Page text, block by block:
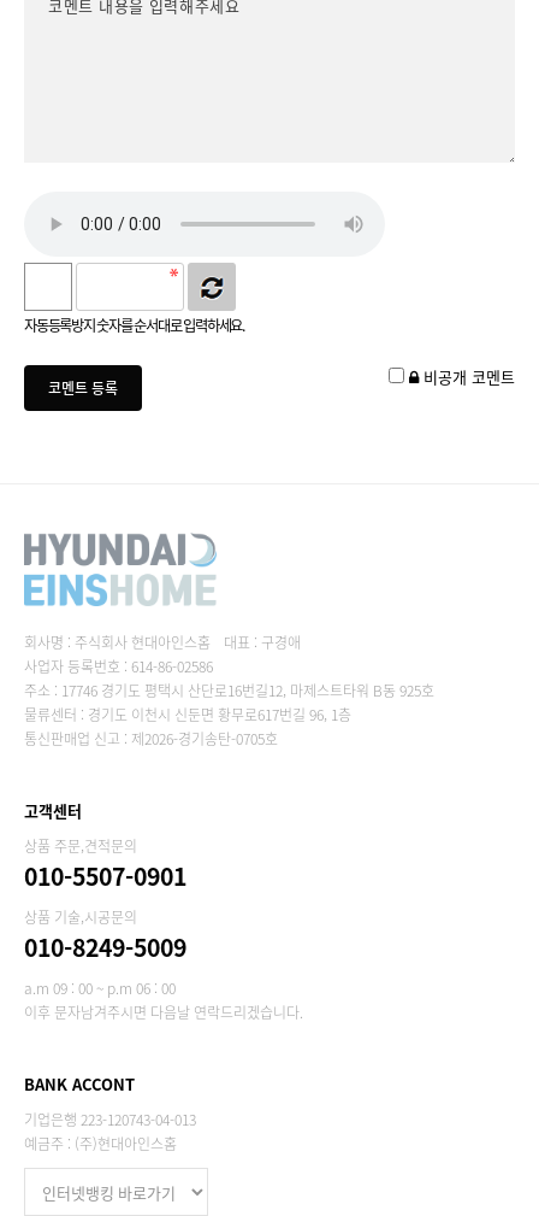
자동등록방지 숫자를 순서대로 입력하세요.
비공개 코멘트
회사명 : 주식회사 현대아인스홈
대표 : 구경애
사업자 등록번호 : 614-86-02586
주소 : 17746 경기도 평택시 산단로16번길12, 마제스트타워 B동 925호
물류센터 : 경기도 이천시 신둔면 황무로617번길 96, 1층
통신판매업 신고 : 제2026-경기송탄-0705호
고객센터
상품 주문,견적문의
010-5507-0901
상품 기술,시공문의
010-8249-5009
a.m 09 : 00 ~ p.m 06 : 00
이후 문자남겨주시면 다음날 연락드리겠습니다.
BANK ACCONT
기업은행 223-120743-04-013
예금주 : (주)현대아인스홈